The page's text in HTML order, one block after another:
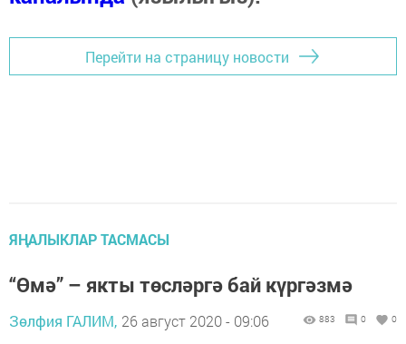
Перейти на страницу новости
ЯҢАЛЫКЛАР ТАСМАСЫ
“Өмә” – якты төсләргә бай күргәзмә
Зөлфия ГАЛИМ, 26 август 2020 - 09:06 883 0 0